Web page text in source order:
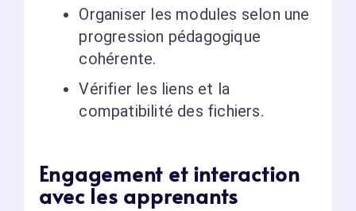
Organiser les modules selon une
progression pédagogique
cohérente.
Vérifier les liens et la
compatibilité des fichiers.
Engagement et interaction
avec les apprenants